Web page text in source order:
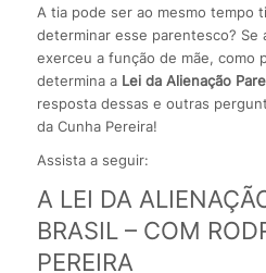
A tia pode ser ao mesmo tempo
determinar esse parentesco? Se
exerceu a função de mãe, como
determina aLei da Alienação
resposta dessas e outras
da Cunha Pereira!
Assista a seguir:
A LEI DA
BRASIL – COM
PEREIRA